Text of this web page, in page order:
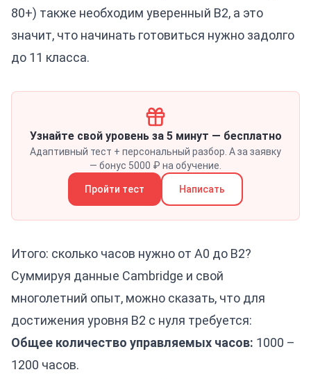
80+) также необходим уверенный B2, а это
значит, что начинать готовиться нужно задолго
до 11 класса.
Узнайте свой уровень за 5 минут — бесплатно
Адаптивный тест + персональный разбор. А за заявку
— бонус 5000 ₽ на обучение.
Пройти тест Написать
Итого: сколько часов нужно от A0 до B2?
Суммируя данные Cambridge и свой
многолетний опыт, можно сказать, что для
достижения уровня B2 с нуля требуется:
Общее количество управляемых часов: 1000 –
1200 часов.